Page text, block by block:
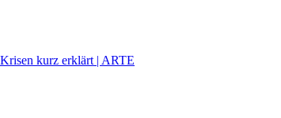
kurz erklärt | ARTE